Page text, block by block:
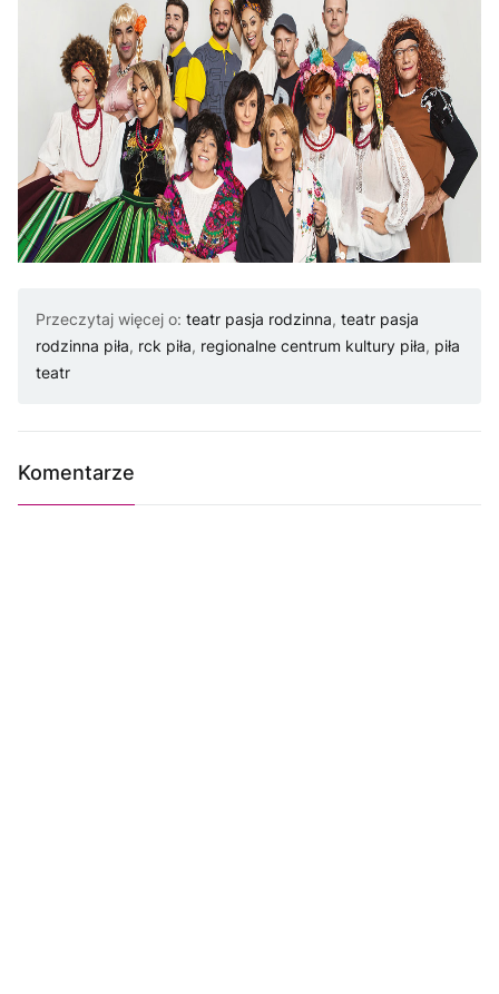
Przeczytaj więcej o: teatr pasja rodzinna, teatr pasja
rodzinna piła, rck piła, regionalne centrum kultury piła, piła
teatr
Komentarze